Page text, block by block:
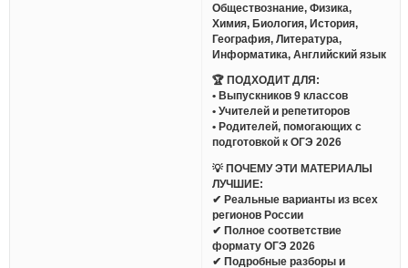
Обществознание, Физика,
Химия, Биология, История,
География, Литература,
Информатика, Английский язык
🏆 ПОДХОДИТ ДЛЯ:
• Выпускников 9 классов
• Учителей и репетиторов
• Родителей, помогающих с
подготовкой к ОГЭ 2026
💡 ПОЧЕМУ ЭТИ МАТЕРИАЛЫ
ЛУЧШИЕ:
✔ Реальные варианты из всех
регионов России
✔ Полное соответствие
формату ОГЭ 2026
✔ Подробные разборы и